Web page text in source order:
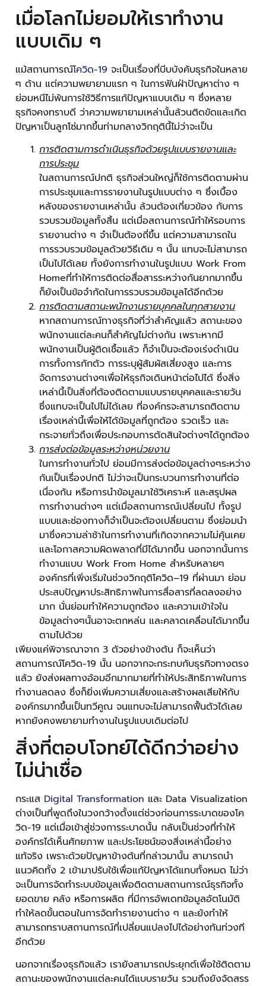
เมื่อโลกไม่ยอมให้เราทำงาน
แบบเดิม ๆ
แม้สถานการณ์โควิด-19 จะเป็นเรื่องที่บีบบังคับธุรกิจในหลาย
ๆ ด้าน แต่ความพยายามแรก ๆ ในการฟันฝ่าปัญหาต่าง ๆ
ย่อมหนีไม่พ้นการใช้วิธีการแก้ปัญหาแบบเดิม ๆ ซึ่งหลาย
ธุรกิจคงทราบดี ว่าความพยายามเหล่านั้นล้วนติดขัดและเกิด
ปัญหาเป็นลูกโซ่มากขึ้นท่ามกลางวิกฤตินี้ไม่ว่าจะเป็น
การติดตามการดำเนินธุรกิจด้วยรูปแบบรายงานและ
การประชุม
ในสถานการณ์ปกติ ธุรกิจส่วนใหญ่ก็ใช้การติดตามผ่าน
การประชุมและการรายงานในรูปแบบต่าง ๆ ซึ่งเบื้อง
หลังของรายงานเหล่านั้น ล้วนต้องเกี่ยวข้อง กับการ
รวบรวมข้อมูลทั้งสิ้น แต่เมื่อสถานการณ์ทำให้รอบการ
รายงานต่าง ๆ จำเป็นต้องถี่ขึ้น แต่ความสามารถใน
การรวบรวมข้อมูลด้วยวิธีเดิม ๆ นั้น แทบจะไม่สามารถ
เป็นไปได้เลย ทั้งยังการทำงานในรูปแบบ Work From
Homeที่ทำให้การติดต่อสื่อสารระหว่างกันยากมากขึ้น
ก็ยังเป็นข้อจำกัดในการรวบรวมข้อมูลได้อีกด้วย
การติดตามสถานะพนักงานรายบุคคลในทุกสายงาน
หากสถานการณ์ทางธุรกิจที่ว่าสำคัญแล้ว สถานะของ
พนักงานแต่ละคนก็สำคัญไม่ต่างกัน เพราะหากมี
พนักงานเป็นผู้ติดเชื้อแล้ว ก็จำเป็นจะต้องเร่งดำเนิน
การทั้งการกักตัว การระบุผู้สัมผัสเสี่ยงสูง และการ
จัดการงานต่างๆเพื่อให้ธุรกิจเดินหน้าต่อไปได้ ซึ่งสิ่ง
เหล่านี้เป็นสิ่งที่ต้องติดตามแบบรายบุคคลและรายวัน
ซึ่งแทบจะเป็นไปไม่ได้เลย ที่องค์กรจะสามารถติดตาม
เรื่องเหล่านี้เพื่อให้ได้ข้อมูลที่ถูกต้อง รวดเร็ว และ
กระจายทั่วถึงเพื่อประกอบการตัดสินใจต่างๆได้ถูกต้อง
การส่งต่อข้อมูลระหว่างหน่วยงาน
ในการทำงานทั่วไป ย่อมมีการส่งต่อข้อมูลต่างๆระหว่าง
กันเป็นเรื่องปกติ ไม่ว่าจะเป็นกระบวนการทำงานที่ต่อ
เนื่องกัน หรือการนำข้อมูลมาใช้วิเคราะห์ และสรุปผล
การทำงานต่างๆ แต่เมื่อสถานการณ์เปลี่ยนไป ทั้งรูป
แบบและช่องทางก็จำเป็นจะต้องเปลี่ยนตาม ซึ่งย่อมนำ
มาซึ่งความล่าช้าในการทำงานที่เกิดจากความไม่คุ้นเคย
และโอกาสความผิดพลาดที่มีได้มากขึ้น นอกจากนั้นการ
ทำงานแบบ Work From Home สำหรับหลายๆ
องค์กรที่เพิ่งเริ่มในช่วงวิกฤติโควิด–19 ที่ผ่านมา ย่อม
ประสบปัญหาประสิทธิภาพในการสื่อสารที่ลดลงอย่าง
มาก นั่นย่อมทำให้ความถูกต้อง และความเข้าใจใน
ข้อมูลต่างๆนั้นอาจะตกหล่น และคลาดเคลื่อนได้มากขึ้น
ตามไปด้วย
เพียงแค่พิจารณาจาก 3 ตัวอย่างข้างต้น ก็จะเห็นว่า
สถานการณ์โควิด-19 นั้น นอกจากจะกระทบกับธุรกิจทางตรง
แล้ว ยังส่งผลทางอ้อมอีกมากมายที่ทำให้ประสิทธิภาพในการ
ทำงานลดลง ซึ่งก็ยิ่งเพิ่มความเสี่ยงและสร้างผลเสียให้กับ
องค์กรมากขึ้นเป็นทวีคูณ จนแทบจะไม่สามารถฟื้นตัวได้เลย
หากยังคงพยายามทำงานในรูปแบบเดิมต่อไป
สิ่งที่ตอบโจทย์ได้ดีกว่าอย่าง
ไม่น่าเชื่อ
กระแส Digital Transformation และ Data Visualization
ต่างเป็นที่พูดถึงในวงกว้างตั้งแต่ช่วงก่อนการระบาดของโค
วิด-19 แต่เมื่อเข้าสู่ช่วงการระบาดนั้น กลับเป็นช่วงที่ทำให้
องค์กรได้เห็นศักยภาพ และประโยชน์ของสิ่งเหล่านี้อย่าง
แท้จริง เพราะด้วยปัญหาข้างต้นที่กล่าวมานั้น สามารถนำ
แนวคิดทั้ง 2 เข้ามาปรับใช้เพื่อแก้ปัญหาได้แทบทั้งหมด ไม่ว่า
จะเป็นการจัดทำระบบข้อมูลเพื่อติดตามสถานการณ์ธุรกิจทั้ง
ยอดขาย คลัง หรือการผลิต ที่มีการอัพเดทข้อมูลอัตโนมัติ
ทำให้ลดขั้นตอนในการจัดทำรายงานต่าง ๆ และยังทำให้
สามารถทราบสถานการณ์ที่เปลี่ยนแปลงไปได้อย่างทันท่วงที
อีกด้วย
นอกจากเรื่องธุรกิจแล้ว เรายังสามารถประยุกต์เพื่อใช้ติดตาม
สถานะของพนักงานแต่ละคนได้แบบรายวัน รวมถึงยังจัดสรร